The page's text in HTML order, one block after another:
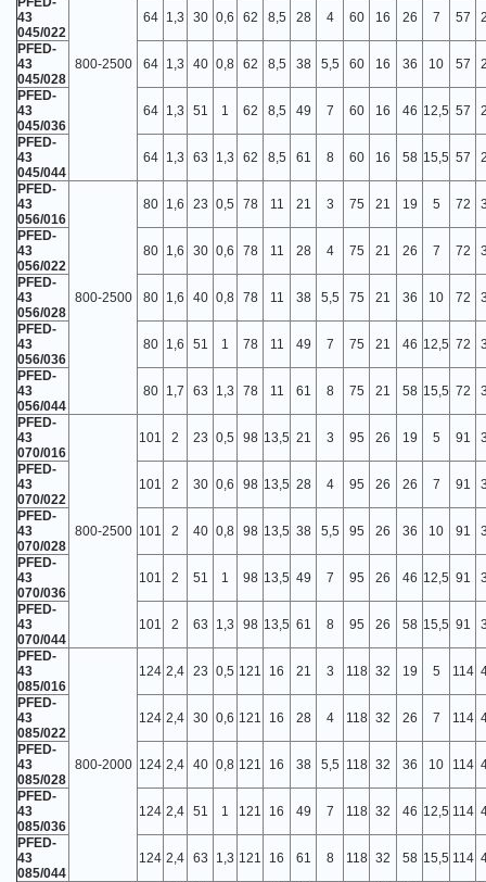
800-2500
43
045/022
64 1,3 30 0,6 62 8,5 28 4 60 16 26 7 57
PFED-
43
045/028
64 1,3 40 0,8 62 8,5 38 5,5 60 16 36 10 57
PFED-
43
045/036
64 1,3 51 1 62 8,5 49 7 60 16 46 12,5 57
PFED-
43
045/044
64 1,3 63 1,3 62 8,5 61 8 60 16 58 15,5 57
PFED-
43
056/016
800-2500
80 1,6 23 0,5 78 11 21 3 75 21 19 5 72
PFED-
43
056/022
80 1,6 30 0,6 78 11 28 4 75 21 26 7 72
PFED-
43
056/028
80 1,6 40 0,8 78 11 38 5,5 75 21 36 10 72
PFED-
43
056/036
80 1,6 51 1 78 11 49 7 75 21 46 12,5 72
PFED-
43
056/044
80 1,7 63 1,3 78 11 61 8 75 21 58 15,5 72
PFED-
43
070/016
800-2500
101 2 23 0,5 98 13,5 21 3 95 26 19 5 91
PFED-
43
070/022
101 2 30 0,6 98 13,5 28 4 95 26 26 7 91
PFED-
43
070/028
101 2 40 0,8 98 13,5 38 5,5 95 26 36 10 91
PFED-
43
070/036
101 2 51 1 98 13,5 49 7 95 26 46 12,5 91
PFED-
43
070/044
101 2 63 1,3 98 13,5 61 8 95 26 58 15,5 91
PFED-
43
085/016
800-2000
124 2,4 23 0,5 121 16 21 3 118 32 19 5 114
PFED-
43
085/022
124 2,4 30 0,6 121 16 28 4 118 32 26 7 114
PFED-
43
085/028
124 2,4 40 0,8 121 16 38 5,5 118 32 36 10 114
PFED-
43
085/036
124 2,4 51 1 121 16 49 7 118 32 46 12,5 114
PFED-
43
085/044
124 2,4 63 1,3 121 16 61 8 118 32 58 15,5 114